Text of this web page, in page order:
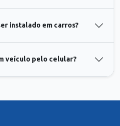
instalado em carros?
veículo pelo celular?